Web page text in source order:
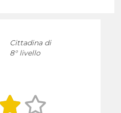
Cittadina di
8° livello